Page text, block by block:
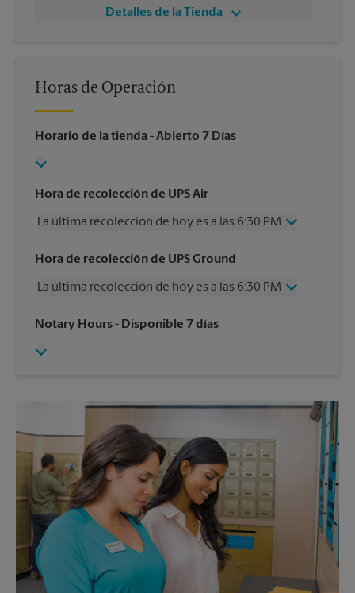
Detalles de la Tienda
Horas de Operación
Horario de la tienda - Abierto 7 Días
Hora de recolección de UPS Air
La última recolección de hoy es a las 6:30 PM
Miércoles
6:30 PM
Viernes
6:30 PM
Domingo
Sin Recolección
Hora de recolección de UPS Ground
La última recolección de hoy es a las 6:30 PM
Miércoles
6:30 PM
Viernes
6:30 PM
6:30 PM
Notary Hours- Disponible 7 días